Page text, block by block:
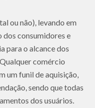
ou não), levando em
consumidores e
para o alcance dos
comércio
um funil de aquisição,
sendo que todas
dos usuários.